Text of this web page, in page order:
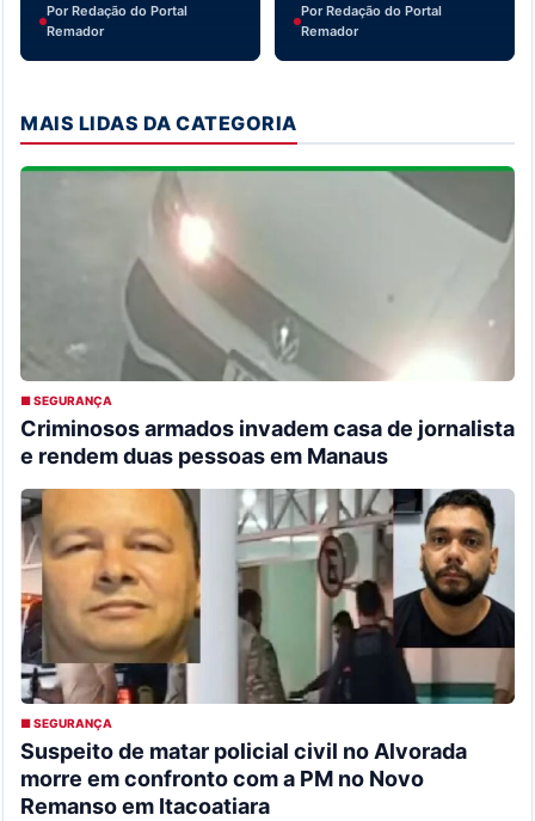
Por Redação do Portal
Remador
Por Redação do Portal
Remador
MAIS LIDAS DA CATEGORIA
■ SEGURANÇA
Criminosos armados invadem casa de jornalista
e rendem duas pessoas em Manaus
■ SEGURANÇA
Suspeito de matar policial civil no Alvorada
morre em confronto com a PM no Novo
Remanso em Itacoatiara